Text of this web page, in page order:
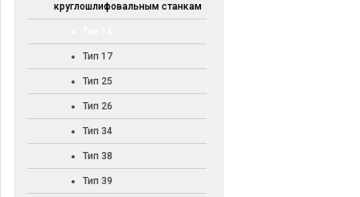
круглошлифовальным станкам
Тип 17
Тип 25
Тип 26
Тип 34
Тип 38
Тип 39